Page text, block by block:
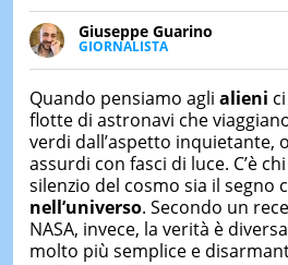
Giuseppe Guarino
GIORNALISTA
Ph(D) in Diritto Comparato
particolare sulla Storia
Latina e Spagna. Collabora
è presidente
Biblioteca del Sannio".
Quando pensiamo agli alieni
flotte di astronavi che
verdi dall’aspetto inquietante,
assurdi con fasci di luce. C’è
silenzio del cosmo sia il segno
nell’universo. Secondo un
NASA, invece, la verità è
molto più semplice e